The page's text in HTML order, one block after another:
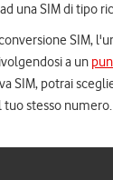
una SIM di tipo
SIM,
a un
SIM, potrai
stesso numero.